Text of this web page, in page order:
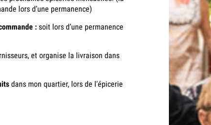
lors d’une permanence)
: soit lors d’une permanence
et organise la livraison dans
dans mon quartier, lors de l’épicerie